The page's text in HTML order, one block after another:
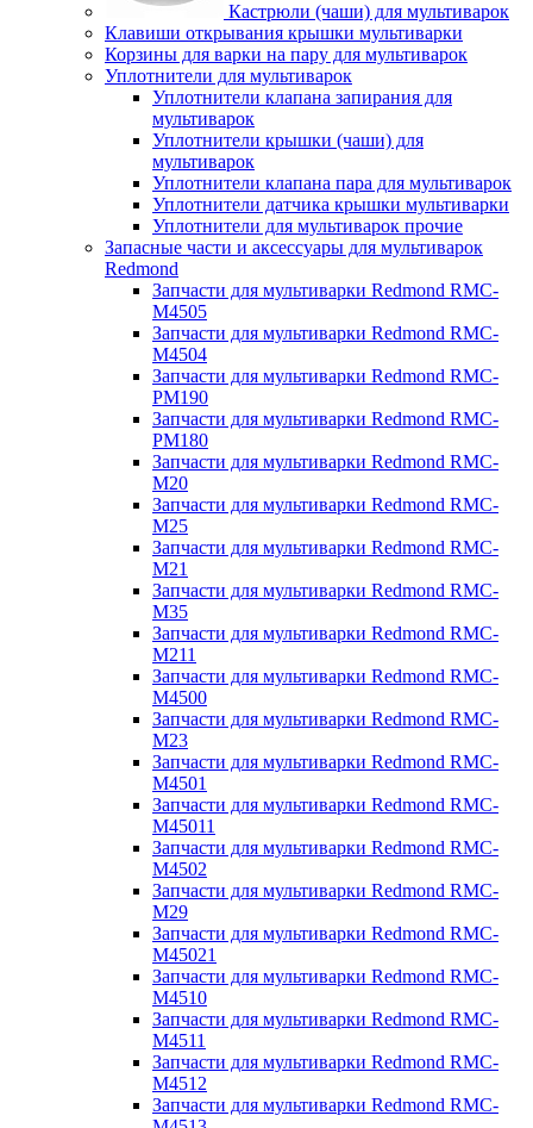
Кастрюли (чаши) для мультиварок
Клавиши открывания крышки мультиварки
Корзины для варки на пару для мультиварок
Уплотнители для мультиварок
Уплотнители клапана запирания для
мультиварок
Уплотнители крышки (чаши) для
мультиварок
Уплотнители клапана пара для мультиварок
Уплотнители датчика крышки мультиварки
Уплотнители для мультиварок прочие
Запасные части и аксессуары для мультиварок
Redmond
Запчасти для мультиварки Redmond RMC-
M4505
Запчасти для мультиварки Redmond RMC-
M4504
Запчасти для мультиварки Redmond RMC-
PM190
Запчасти для мультиварки Redmond RMC-
PM180
Запчасти для мультиварки Redmond RMC-
M20
Запчасти для мультиварки Redmond RMC-
M25
Запчасти для мультиварки Redmond RMC-
M21
Запчасти для мультиварки Redmond RMC-
M35
Запчасти для мультиварки Redmond RMC-
M211
Запчасти для мультиварки Redmond RMC-
M4500
Запчасти для мультиварки Redmond RMC-
M23
Запчасти для мультиварки Redmond RMC-
M4501
Запчасти для мультиварки Redmond RMC-
M45011
Запчасти для мультиварки Redmond RMC-
M4502
Запчасти для мультиварки Redmond RMC-
M29
Запчасти для мультиварки Redmond RMC-
M45021
Запчасти для мультиварки Redmond RMC-
M4510
Запчасти для мультиварки Redmond RMC-
M4511
Запчасти для мультиварки Redmond RMC-
M4512
Запчасти для мультиварки Redmond RMC-